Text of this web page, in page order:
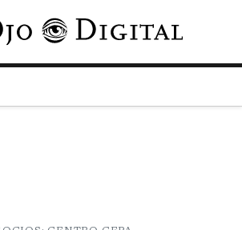
Pasar al contenido principal